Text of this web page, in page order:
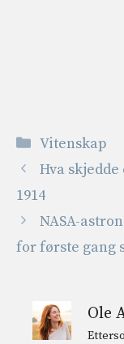
Kategorier
Vitenskap
Hva
1914
NASA-
for første gang
Ole